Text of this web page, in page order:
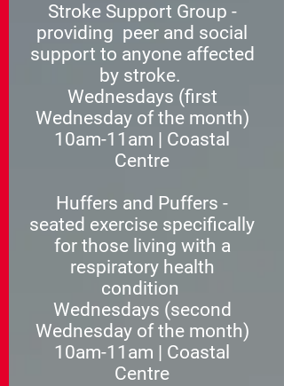
Stroke Support Group -
providing peer and social
support to anyone affected
by stroke.
Wednesdays (first
Wednesday of the month)
10am-11am | Coastal
Centre
Huffers and Puffers -
seated exercise specifically
for those living with a
respiratory health
condition
Wednesdays (second
Wednesday of the month)
10am-11am | Coastal
Centre